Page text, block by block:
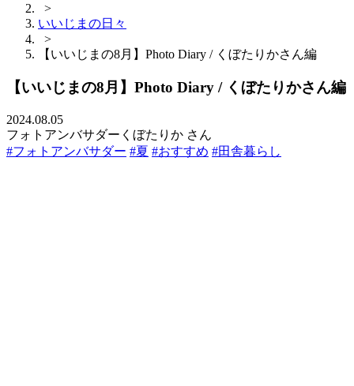
>
いいじまの日々
>
【いいじまの8月】Photo Diary / くぼたりかさん編
【いいじまの8月】Photo Diary / くぼたりかさん編
2024.08.05
フォトアンバサダーくぼたりか さん
#フォトアンバサダー #夏 #おすすめ #田舎暮らし